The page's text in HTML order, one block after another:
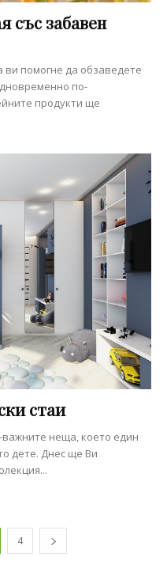
със забавен
помогне да обзаведете
по-
продукти ще
стаи
неща, което един
дете. Днес ще Ви
4